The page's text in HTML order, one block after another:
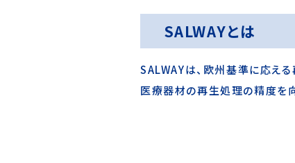
SALWAYとは
SALWAYは、欧州基準に応える
医療器材の再生処理の精度を